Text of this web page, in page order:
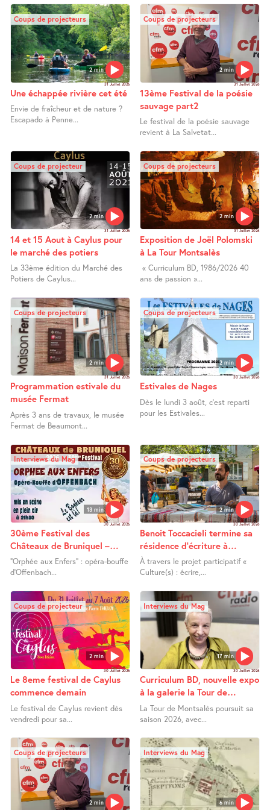
2 min
Coups de projecteurs
31 Juillet 2026
Une échappée rivière cet été
Envie de fraîcheur et de nature ?
Escapado à Penne...
2 min
Coups de projecteurs
31 Juillet 2026
13ème Festival de la poésie
sauvage part2
Le festival de la poésie sauvage
revient à La Salvetat...
2 min
Coups de projecteur
31 Juillet 2026
14 et 15 Aout à Caylus pour
le marché des potiers
La 33ème édition du Marché des
Potiers de Caylus...
2 min
Coups de projecteurs
31 Juillet 2026
Exposition de Joël Polomski
à La Tour Montsalès
« Curriculum BD, 1986/2026 40
ans de passion »...
2 min
Coups de projecteurs
31 Juillet 2026
Programmation estivale du
musée Fermat
Après 3 ans de travaux, le musée
Fermat de Beaumont...
2 min
Coups de projecteurs
30 Juillet 2026
Estivales de Nages
Dès le lundi 3 août, c’est reparti
pour les Estivales...
13 min
Interviews du Mag
30 Juillet 2026
30ème Festival des
Châteaux de Bruniquel –
Orphée aux Enfers
"Orphée aux Enfers" : opéra-bouffe
d’Offenbach...
2 min
Coups de projecteurs
30 Juillet 2026
Benoit Toccacieli termine sa
résidence d’écriture à
Lafrançaise
À travers le projet participatif «
Culture(s) : écrire,...
2 min
Coups de projecteur
30 Juillet 2026
Le 8eme festival de Caylus
commence demain
Le festival de Caylus revient dès
vendredi pour sa...
17 min
Interviews du Mag
30 Juillet 2026
Curriculum BD, nouvelle expo
à la galerie la Tour de
Montsalès
La Tour de Montsalès poursuit sa
saison 2026, avec...
2 min
Coups de projecteurs
6 min
Interviews du Mag